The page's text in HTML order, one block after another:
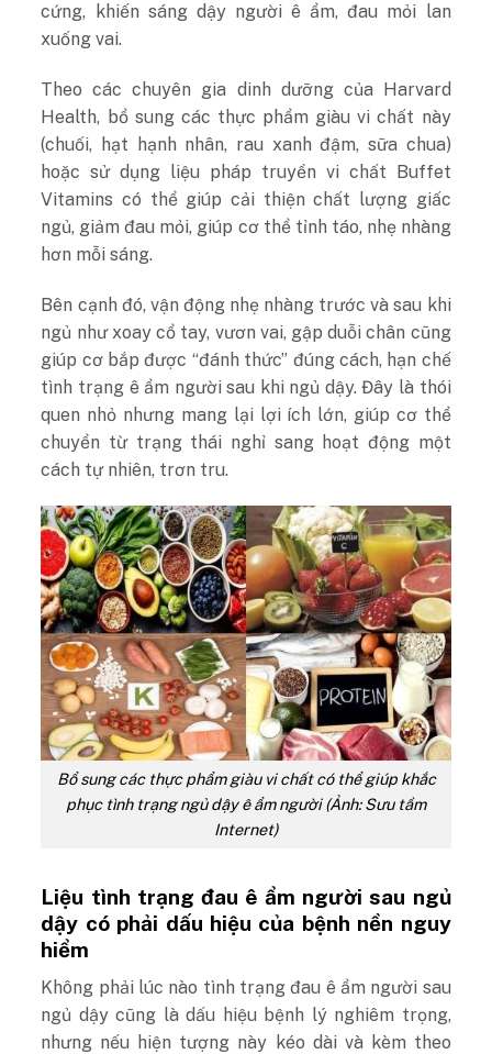
cứng, khiến sáng dậy người ê ẩm, đau mỏi lan
xuống vai.
Theo các chuyên gia dinh dưỡng của Harvard
Health, bổ sung các thực phẩm giàu vi chất này
(chuối, hạt hạnh nhân, rau xanh đậm, sữa chua)
hoặc sử dụng liệu pháp truyền vi chất Buffet
Vitamins có thể giúp cải thiện chất lượng giấc
ngủ, giảm đau mỏi, giúp cơ thể tỉnh táo, nhẹ nhàng
hơn mỗi sáng.
Bên cạnh đó, vận động nhẹ nhàng trước và sau khi
ngủ như xoay cổ tay, vươn vai, gập duỗi chân cũng
giúp cơ bắp được “đánh thức” đúng cách, hạn chế
tình trạng ê ẩm người sau khi ngủ dậy. Đây là thói
quen nhỏ nhưng mang lại lợi ích lớn, giúp cơ thể
chuyển từ trạng thái nghỉ sang hoạt động một
cách tự nhiên, trơn tru.
Bổ sung các thực phẩm giàu vi chất có thể giúp khắc
phục tình trạng ngủ dậy ê ẩm người (Ảnh: Sưu tầm
Internet)
Liệu tình trạng đau ê ẩm người sau ngủ
dậy có phải dấu hiệu của bệnh nền nguy
hiểm
Không phải lúc nào tình trạng đau ê ẩm người sau
ngủ dậy cũng là dấu hiệu bệnh lý nghiêm trọng,
nhưng nếu hiện tượng này kéo dài và kèm theo